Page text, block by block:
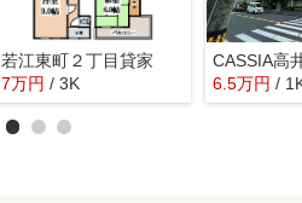
若江東町２丁目貸家
7万円 / 3K 6.5万円 /